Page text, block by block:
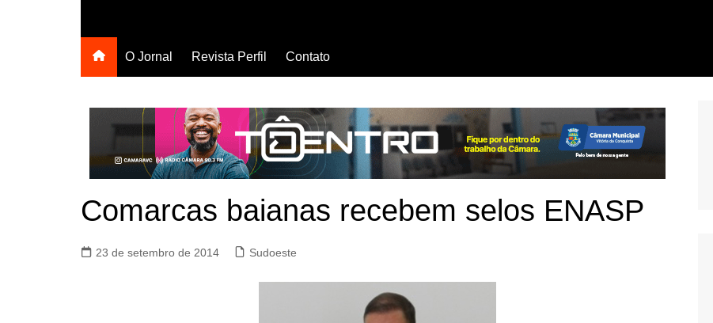
O Jornal Revista Perfil Contato
Comarcas baianas recebem selos ENASP
23 de setembro de 2014 Sudoeste